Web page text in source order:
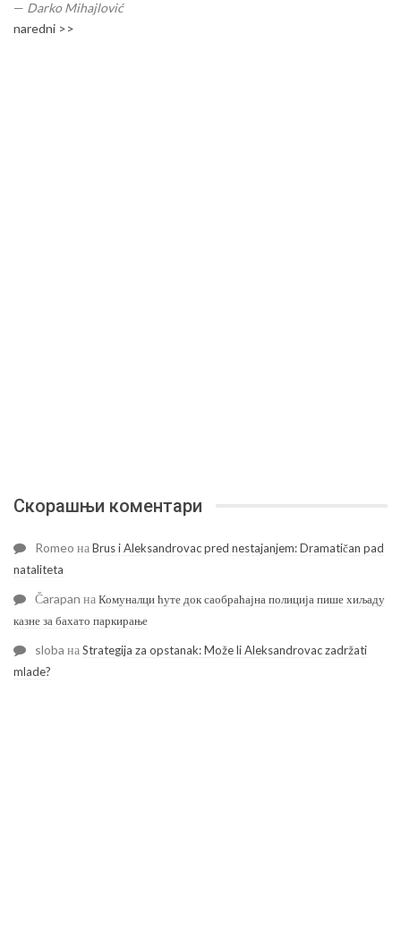
— Darko Mihajlović
naredni >>
Скорашњи коментари
Romeo наBrus i Aleksandrovac pred nestajanjem: Dramatičan pad
nataliteta
Čarapan наКомуналци ћуте док саобраћајна полиција пише хиљаду
казне за бахато паркирање
sloba наStrategija za opstanak: Može li Aleksandrovac zadržati
mlade?